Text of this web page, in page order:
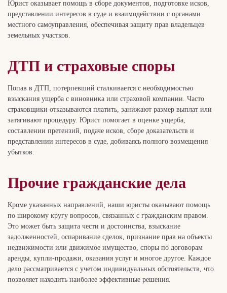
Юрист оказывает помощь в сборе документов, подготовке исков,
представлении интересов в суде и взаимодействии с органами
местного самоуправления, обеспечивая защиту прав владельцев
земельных участков.
ДТП и страховые споры
Попав в ДТП, потерпевший сталкивается с необходимостью
взыскания ущерба с виновника или страховой компании. Часто
страховщики отказываются платить, занижают размер выплат или
затягивают процедуру. Юрист помогает в оценке ущерба,
составлении претензий, подаче исков, сборе доказательств и
представлении интересов в суде, добиваясь полного возмещения
убытков.
Прочие гражданские дела
Кроме указанных направлений, наши юристы оказывают помощь
по широкому кругу вопросов, связанных с гражданским правом.
Это может быть защита чести и достоинства, взыскание
задолженностей, оспаривание сделок, признание прав на объекты
недвижимости или движимое имущество, споры по договорам
аренды, купли-продажи, оказания услуг и многое другое. Каждое
дело рассматривается с учетом индивидуальных обстоятельств, что
позволяет находить наиболее эффективные решения.